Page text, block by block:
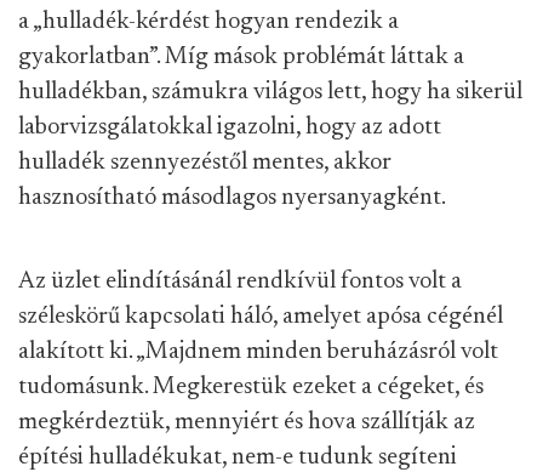
a „hulladék-kérdést hogyan rendezik a
gyakorlatban”. Míg mások problémát láttak a
hulladékban, számukra világos lett, hogy ha sikerül
laborvizsgálatokkal igazolni, hogy az adott
hulladék szennyezéstől mentes, akkor
hasznosítható másodlagos nyersanyagként.
Az üzlet elindításánál rendkívül fontos volt a
széleskörű kapcsolati háló, amelyet apósa cégénél
alakított ki. „Majdnem minden beruházásról volt
tudomásunk. Megkerestük ezeket a cégeket, és
megkérdeztük, mennyiért és hova szállítják az
építési hulladékukat, nem-e tudunk segíteni